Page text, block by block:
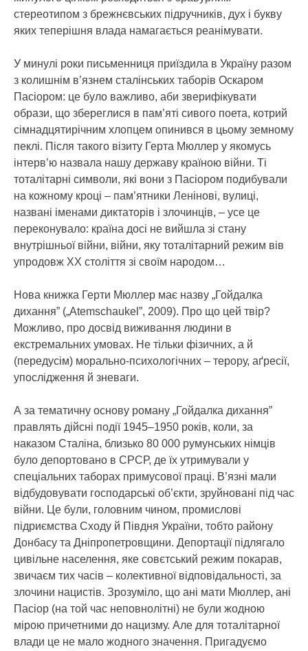
стереотипом з брежнєвських підручників, дух і букву
яких теперішня влада намагається реанімувати.
У минулі роки письменниця приїздила в Україну разом
з колишнім в’язнем сталінських таборів Оскаром
Пасіором: це було важливо, аби зверифікувати
образи, що збереглися в пам’яті сивого поета, котрий
сімнадцятирічним хлопцем опинився в цьому земному
пеклі. Після такого візиту Герта Мюллер у якомусь
інтерв’ю назвала нашу державу країною війни. Ті
тоталітарні символи, які вони з Пасіором подибували
на кожному кроці – пам’ятники Ленінові, вулиці,
названі іменами диктаторів і злочинців, – усе це
переконувало: країна досі не вийшла зі стану
внутрішньої війни, війни, яку тоталітарний режим вів
упродовж ХХ століття зі своїм народом…
Нова книжка Герти Мюллер має назву „Гойдалка
дихання” („Atemschaukel”, 2009). Про що цей твір?
Можливо, про досвід виживання людини в
екстремальних умовах. Не тільки фізичних, а й
(передусім) морально-психологічних – терору, аґресії,
упослідження й зневаги.
А за тематичну основу роману „Гойдалка дихання”
правлять дійсні події 1945–1950 років, коли, за
наказом Сталіна, близько 80 000 румунських німців
було депортовано в СРСР, де їх утримували у
спеціальних таборах примусової праці. В’язні мали
відбудовувати господарські об’єкти, зруйновані під час
війни. Це були, головним чином, промислові
підриємства Сходу й Півдня України, тобто району
Донбасу та Дніпропетровщини. Депортації підлягало
цивільне населення, яке совєтський режим покарав,
звичаєм тих часів – колективної відповідальності, за
злочини нацистів. Зрозуміло, що ані мати Мюллер, ані
Пасіор (на той час неповнолітні) не були жодною
мірою причетними до нацизму. Але для тоталітарної
влади це не мало жодного значення. Пригадуємо